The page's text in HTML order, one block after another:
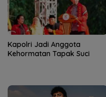
Kapolri Jadi Anggota
Kehormatan Tapak Suci